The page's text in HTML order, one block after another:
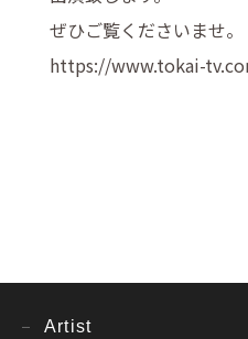
ぜひご覧くださいませ。
https://www.tokai-
Artist